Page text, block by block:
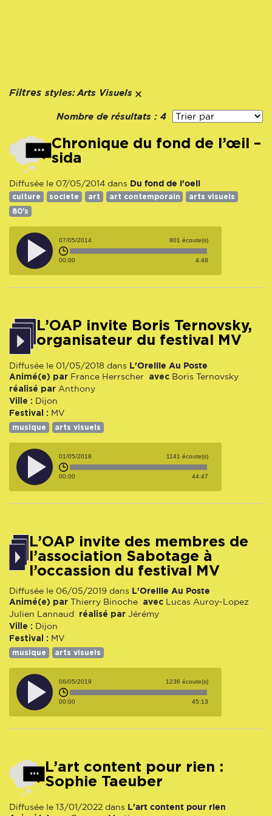
Filtres styles: Arts Visuels
Nombre de résultats : 4
Chronique du fond de l’œil –
sida
Diffusée le 07/05/2014 dans Du fond de l'oeil
culture societe art art contemporain
arts visuels
80's
07/05/2014 801 écoute(s)
00:00 4:48
L’OAP invite Boris Ternovsky,
organisateur du festival MV
Diffusée le 01/05/2018 dans L'Oreille Au Poste
Animé(e) par France Herrscher avec Boris Ternovsky
réalisé par Anthony
Ville : Dijon
Festival : MV
musique arts visuels
01/05/2018 1141 écoute(s)
00:00 44:47
L’OAP invite des membres de
l’association Sabotage à
l’occassion du festival MV
Diffusée le 06/05/2019 dans L'Oreille Au Poste
Animé(e) par Thierry Binoche avec
Lucas Auroy-Lopez
Julien Lannaud
réalisé par Jérémy
Ville : Dijon
Festival : MV
musique arts visuels
06/05/2019 1236 écoute(s)
00:00 45:13
L’art content pour rien :
Sophie Taeuber
Diffusée le 13/01/2022 dans L'art content pour rien